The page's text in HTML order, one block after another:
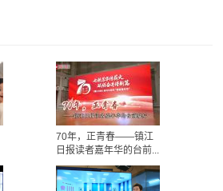
70年，正青春——镇江
日报读者嘉年华的台前...